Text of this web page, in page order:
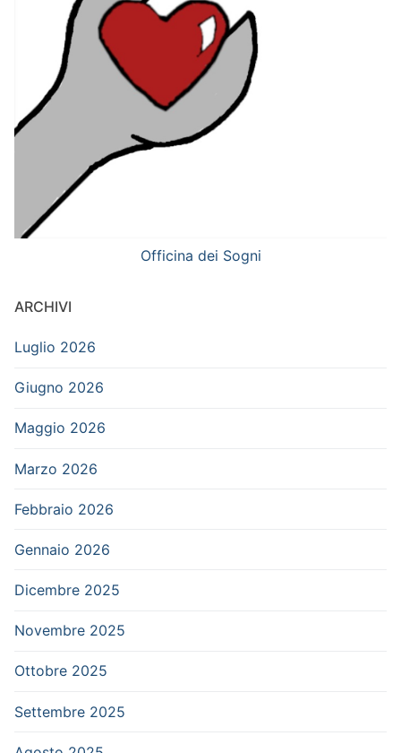
Officina dei Sogni
ARCHIVI
Luglio 2026
Giugno 2026
Maggio 2026
Marzo 2026
Febbraio 2026
Gennaio 2026
Dicembre 2025
Novembre 2025
Ottobre 2025
Settembre 2025